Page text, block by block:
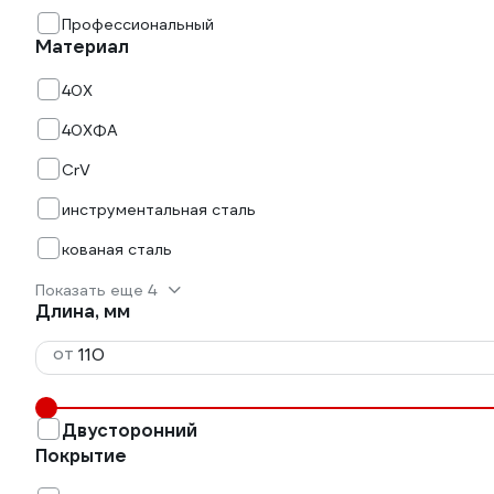
Профессиональный
Материал
40Х
40ХФА
CrV
инструментальная сталь
кованая сталь
Показать еще 4
Длина, мм
от
Двусторонний
Покрытие